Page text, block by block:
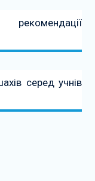
рекомендації
серед учнів